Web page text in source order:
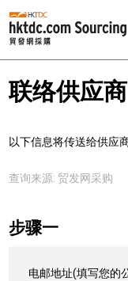
联络供应商
以下信息将传送给供应
查询来源: 贸发网采购
步骤一
电邮地址(填写您的